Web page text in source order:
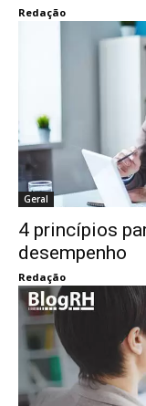
Redação
Geral
4 princípios
desempenho
Redação